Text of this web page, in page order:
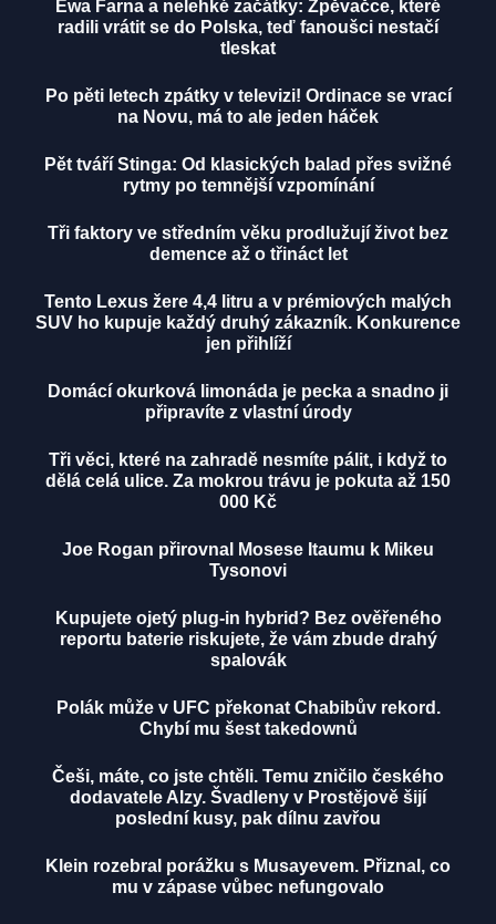
Ewa Farna a nelehké začátky: Zpěvačce, které
radili vrátit se do Polska, teď fanoušci nestačí
tleskat
Po pěti letech zpátky v televizi! Ordinace se vrací
na Novu, má to ale jeden háček
Pět tváří Stinga: Od klasických balad přes svižné
rytmy po temnější vzpomínání
Tři faktory ve středním věku prodlužují život bez
demence až o třináct let
Tento Lexus žere 4,4 litru a v prémiových malých
SUV ho kupuje každý druhý zákazník. Konkurence
jen přihlíží
Domácí okurková limonáda je pecka a snadno ji
připravíte z vlastní úrody
Tři věci, které na zahradě nesmíte pálit, i když to
dělá celá ulice. Za mokrou trávu je pokuta až 150
000 Kč
Joe Rogan přirovnal Mosese Itaumu k Mikeu
Tysonovi
Kupujete ojetý plug-in hybrid? Bez ověřeného
reportu baterie riskujete, že vám zbude drahý
spalovák
Polák může v UFC překonat Chabibův rekord.
Chybí mu šest takedownů
Češi, máte, co jste chtěli. Temu zničilo českého
dodavatele Alzy. Švadleny v Prostějově šijí
poslední kusy, pak dílnu zavřou
Klein rozebral porážku s Musayevem. Přiznal, co
mu v zápase vůbec nefungovalo